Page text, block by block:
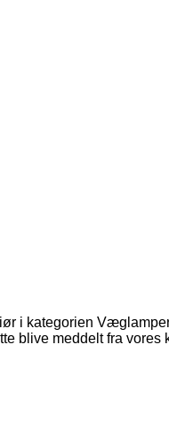
i kategorien
blive meddelt fra vores